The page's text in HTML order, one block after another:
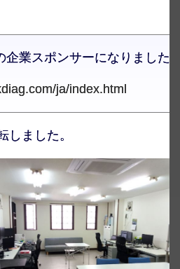
企業スポンサーになりました
ja/index.html
しました。